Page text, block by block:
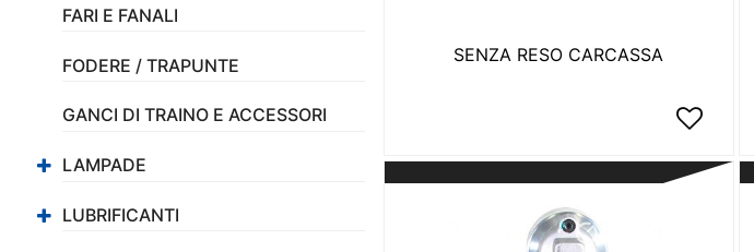
FARI E FANALI
FODERE / TRAPUNTE
GANCI DI TRAINO E ACCESSORI
LAMPADE
LUBRIFICANTI
SENZA RESO CARCASSA